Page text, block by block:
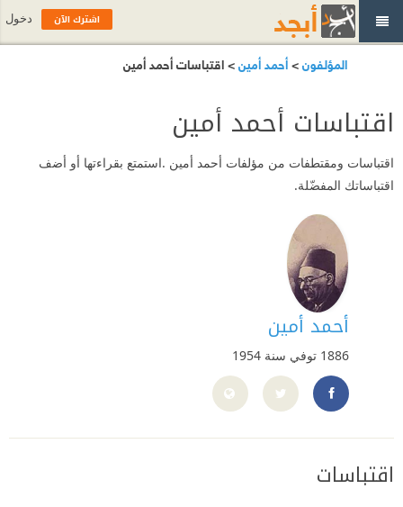
المؤلفون>أحمد أمين> اقتباسات أحمد أمين
اقتباسات أحمد أمين
اقتباسات ومقتطفات من مؤلفات أحمد أمين .استمتع بقراءتها أو أضف
اقتباساتك المفضّلة.
أحمد أمين
1886 توفي سنة 1954
120188831343115
اقتباسات
اشترك الآن دخول